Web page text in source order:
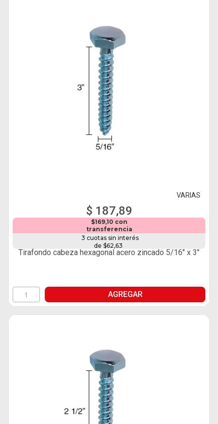
VARIAS
$ 187,89
$169,10 con
transferencia
3 cuotas sin interés
de $62,63
Tirafondo cabeza hexagonal acero zincado 5/16" x 3"
AGREGAR